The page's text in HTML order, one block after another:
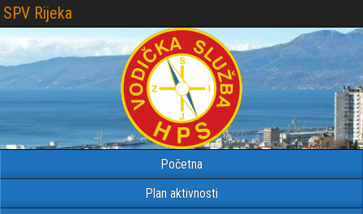
SPV Rijeka
Početna
Plan aktivnosti